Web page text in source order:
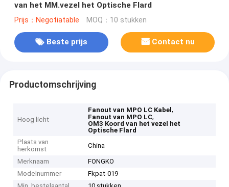
van het MM.vezel het Optische Flard
Prijs：Negotiatable MOQ：10 stukken
Beste prijs Contact nu
Productomschrijving
Hoog licht
Fanout van MPO LC Kabel,
Fanout van MPO LC,
OM3 Koord van het vezel het
Optische Flard
Plaats van
herkomst
China
Merknaam
FONGKO
Modelnummer
Fkpat-019